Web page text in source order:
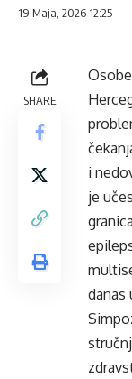
19 Maja, 2026 12:25
SHARE
i
je
danas